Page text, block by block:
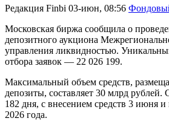
Редакция Finbi 03-июн, 08:56
Московская биржа сообщила о
депозитного аукциона
управления ликвидностью.
отбора заявок — 22 026 199.
Максимальный объем средств,
депозиты, составляет 30 млрд
182 дня, с внесением средств 3 июня и
2026 года.